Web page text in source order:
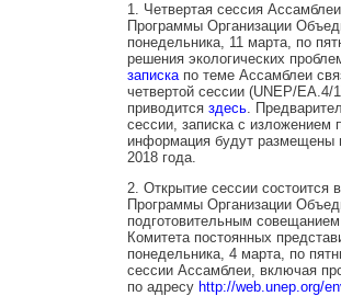
1. Четвертая сессия
Программы Организации
понедельника, 11 марта, по
решения экологических
запискапо теме Ассамблеи
четвертой сессии (UNEP/
приводится здесь.
сессии, записка с изложением
информация будут размещены
2018 года.
2. Открытие сессии состоится
Программы Организации
подготовительным
Комитета постоянных
понедельника, 4 марта, по
сессии Ассамблеи, включая
по адресу http://web.unep.org/